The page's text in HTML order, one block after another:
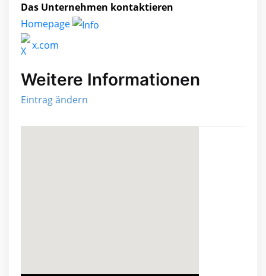
Das Unternehmen kontaktieren
Homepage
x.com
Weitere Informationen
Eintrag ändern